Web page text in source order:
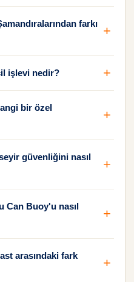
farkı
işlevi nedir?
bir özel
güvenliğini nasıl
Can Buoy'u nasıl
arasındaki fark